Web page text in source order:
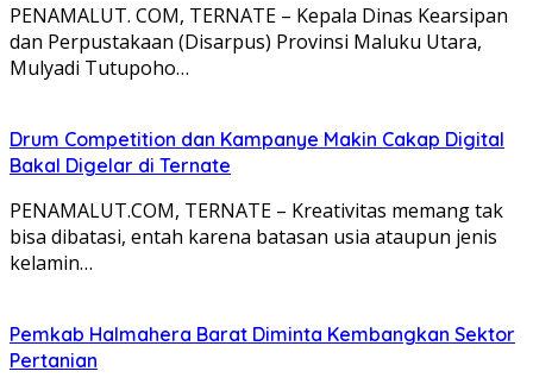
PENAMALUT. COM, TERNATE – Kepala Dinas Kearsipan
dan Perpustakaan (Disarpus) Provinsi Maluku Utara,
Mulyadi Tutupoho…
Drum Competition dan Kampanye Makin Cakap Digital
Bakal Digelar di Ternate
PENAMALUT.COM, TERNATE – Kreativitas memang tak
bisa dibatasi, entah karena batasan usia ataupun jenis
kelamin…
Pemkab Halmahera Barat Diminta Kembangkan Sektor
Pertanian